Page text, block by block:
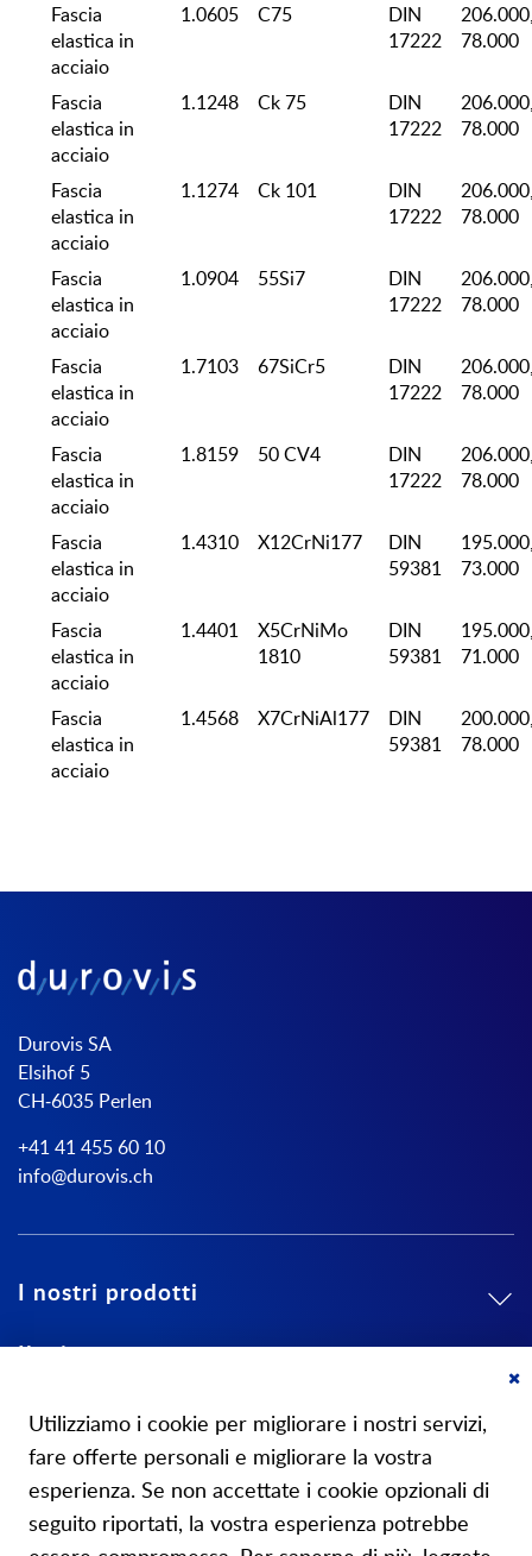
Fascia
elastica in
acciaio
1.0605 C75
DIN
17222
78.000
Fascia
elastica in
acciaio
1.1248 Ck 75
DIN
17222
78.000
Fascia
elastica in
acciaio
1.1274 Ck 101
DIN
17222
78.000
Fascia
elastica in
acciaio
1.0904 55Si7
DIN
17222
78.000
Fascia
elastica in
acciaio
1.7103 67SiCr5
DIN
17222
78.000
Fascia
elastica in
acciaio
1.8159 50 CV4
DIN
17222
78.000
Fascia
elastica in
acciaio
1.4310 X12CrNi177
DIN
59381
73.000
Fascia
elastica in
acciaio
1.4401
X5CrNiMo
1810
DIN
59381
71.000
Fascia
elastica in
acciaio
1.4568 X7CrNiAl177
DIN
59381
78.000
Durovis SA
Elsihof 5
CH-6035 Perlen
+41 41 455 60 10
info@durovis.ch
I nostri prodotti
Su di noi
Utilizziamo i cookie per migliorare i nostri servizi,
fare offerte personali e migliorare la vostra
esperienza. Se non accettate i cookie opzionali di
seguito riportati, la vostra esperienza potrebbe